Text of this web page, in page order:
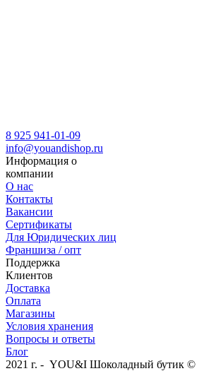
8 925 941-01-09
info@youandishop.ru
Информация о
компании
О нас
Контакты
Вакансии
Сертификаты
Для Юридических лиц
Франшиза / опт
Поддержка
Клиентов
Доставка
Оплата
Магазины
Условия хранения
Вопросы и ответы
Блог
2021 г. - YOU&I Шоколадный бутик ©